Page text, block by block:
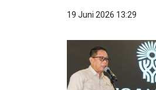
19 Juni 2026 13:29